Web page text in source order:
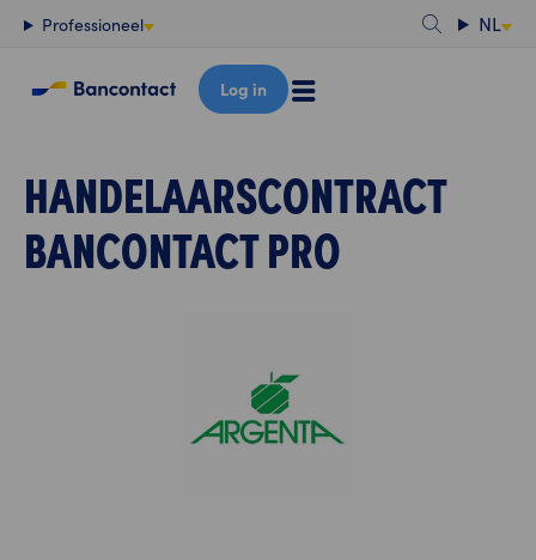
Content
Professioneel NL
Log in
HANDELAARSCONTRACT
BANCONTACT PRO